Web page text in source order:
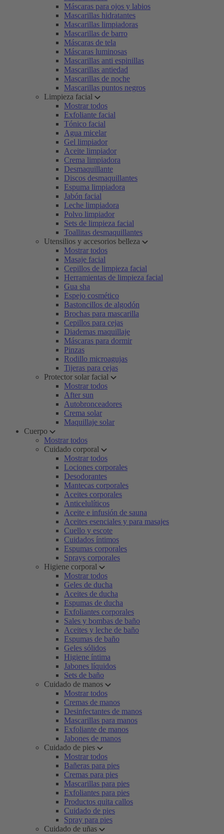
Máscaras para ojos y labios
Mascarillas hidratantes
Mascarillas limpiadoras
Mascarillas de barro
Máscaras de tela
Máscaras luminosas
Mascarillas anti espinillas
Mascarillas antiedad
Mascarillas de noche
Mascarillas puntos negros
Limpieza facial
Mostrar todos
Exfoliante facial
Tónico facial
Agua micelar
Gel limpiador
Aceite limpiador
Crema limpiadora
Desmaquillante
Discos desmaquillantes
Espuma limpiadora
Jabón facial
Leche limpiadora
Polvo limpiador
Sets de limpieza facial
Toallitas desmaquillantes
Utensilios y accesorios belleza
Mostrar todos
Masaje facial
Cepillos de limpieza facial
Herramientas de limpieza facial
Gua sha
Espejo cosmético
Bastoncillos de algodón
Brochas para mascarilla
Cepillos para cejas
Diademas maquillaje
Máscaras para dormir
Pinzas
Rodillo microagujas
Tijeras para cejas
Protector solar facial
Mostrar todos
After sun
Autobronceadores
Crema solar
Maquillaje solar
Cuerpo
Mostrar todos
Cuidado corporal
Mostrar todos
Lociones corporales
Desodorantes
Mantecas corporales
Aceites corporales
Anticelulíticos
Aceite e infusión de sauna
Aceites esenciales y para masajes
Cuello y escote
Cuidados íntimos
Espumas corporales
Sprays corporales
Higiene corporal
Mostrar todos
Geles de ducha
Aceites de ducha
Espumas de ducha
Exfoliantes corporales
Sales y bombas de baño
Aceites y leche de baño
Espumas de baño
Geles sólidos
Higiene íntima
Jabones líquidos
Sets de baño
Cuidado de manos
Mostrar todos
Cremas de manos
Desinfectantes de manos
Mascarillas para manos
Exfoliante de manos
Jabones de manos
Cuidado de pies
Mostrar todos
Bañeras para pies
Cremas para pies
Mascarillas para pies
Exfoliantes para pies
Productos quita callos
Cuidado de pies
Spray para pies
Cuidado de uñas